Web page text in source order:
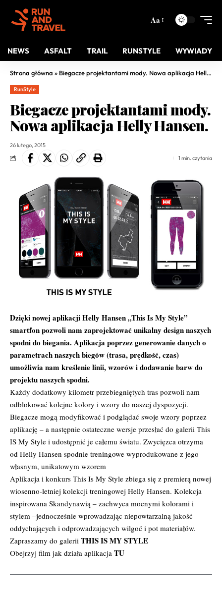
Aa
NEWS ASFALT TRAIL RUNSTYLE WYWIADY
Strona główna » Biegacze projektantami mody. Nowa aplikacja Helly Hansen.
RunStyle
Biegacze projektantami mody.
Nowa aplikacja Helly Hansen.
26 lutego, 2015
1 min. czytania
Dzięki nowej aplikacji Helly Hansen „This Is My Style”
smartfon pozwoli nam zaprojektować unikalny design naszych
spodni do biegania. Aplikacja poprzez generowanie danych o
parametrach naszych biegów (trasa, prędkość, czas)
umożliwia nam kreślenie linii, wzorów i dodawanie barw do
projektu naszych spodni.
Każdy dodatkowy kilometr przebiegniętych tras pozwoli nam
odblokować kolejne kolory i wzory do naszej dyspozycji.
Biegacze mogą modyfikować i podglądać swoje wzory poprzez
aplikację – a następnie ostateczne wersje przesłać do galerii This
IS My Style i udostępnić je całemu światu. Zwycięzca otrzyma
od Helly Hansen spodnie treningowe wyprodukowane z jego
własnym, unikatowym wzorem
Aplikacja i konkurs This Is My Style zbiega się z premierą nowej
wiosenno-letniej kolekcji treningowej Helly Hansen. Kolekcja
inspirowana Skandynawią – zachwyca mocnymi kolorami i
stylem –jednocześnie wprowadzając niepowtarzalną jakość
oddychających i odprowadzających wilgoć i pot materiałów.
Zapraszamy do galerii THIS IS MY STYLE
Obejrzyj film jak działa aplikacja TU